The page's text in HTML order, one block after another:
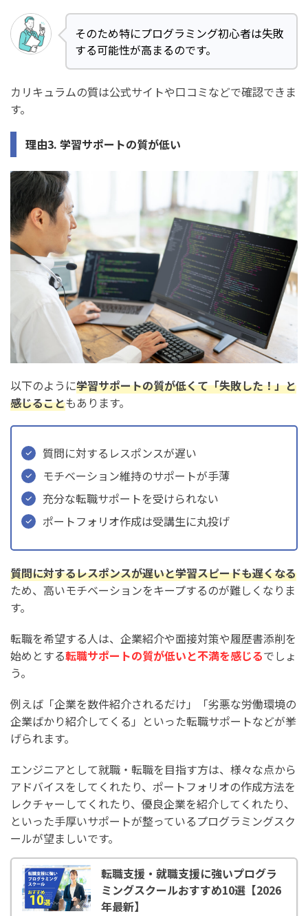
そのため特にプログラミング初心者は失敗
する可能性が高まるのです。
カリキュラムの質は公式サイトや口コミなどで確認できま
す。
理由3. 学習サポートの質が低い
以下のように学習サポートの質が低くて「失敗した！」と
感じることもあります。
質問に対するレスポンスが遅い
モチベーション維持のサポートが手薄
充分な転職サポートを受けられない
ポートフォリオ作成は受講生に丸投げ
質問に対するレスポンスが遅いと学習スピードも遅くなる
ため、高いモチベーションをキープするのが難しくなりま
す。
転職を希望する人は、企業紹介や面接対策や履歴書添削を
始めとする転職サポートの質が低いと不満を感じるでしょ
う。
例えば「企業を数件紹介されるだけ」「劣悪な労働環境の
企業ばかり紹介してくる」といった転職サポートなどが挙
げられます。
エンジニアとして就職・転職を目指す方は、様々な点から
アドバイスをしてくれたり、ポートフォリオの作成方法を
レクチャーしてくれたり、優良企業を紹介してくれたり、
といった手厚いサポートが整っているプログラミングスク
ールが望ましいです。
転職支援・就職支援に強いプログラ
ミングスクールおすすめ10選【2026
年最新】